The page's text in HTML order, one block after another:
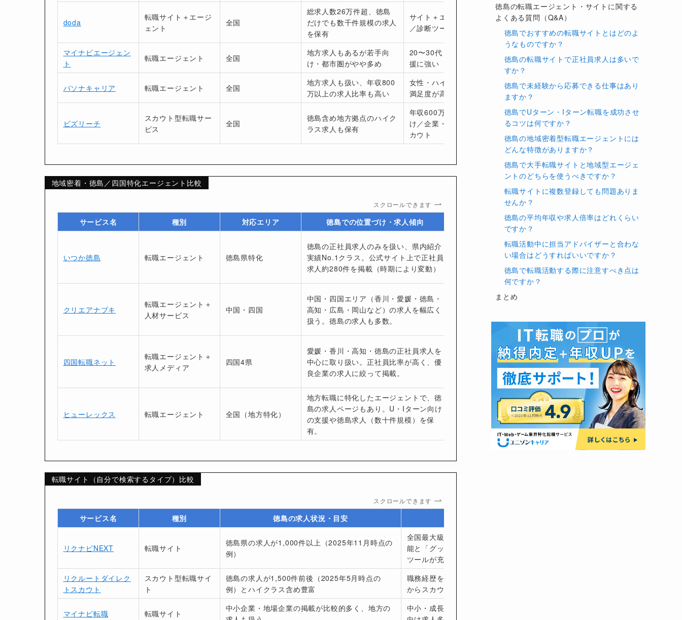
doda
転職サイト＋エージ
ェント
全国
総求人数26万件超、徳島
だけでも数千件規模の求人
を保有
サイト＋エージェントのハイブリッド
／診断ツールが豊富
自分でも求人を探しつつ、必要
なときはプロにも相談したい人
マイナビエージェン
ト
転職エージェント 全国
地方求人もあるが若手向
け・都市圏がやや多め
20〜30代・第二新卒など若手の転職支
援に強い
用や若手歓迎求人を狙いたい人
パソナキャリア 転職エージェント 全国
地方求人も扱い、年収800
万以上の求人比率も高い
女性・ハイクラス／手厚いサポートで
満足度が高い
年収アップや管理職・専門職へ
のステップアップを目指す人
ビズリーチ
スカウト型転職サー
ビス
全国
徳島含め地方拠点のハイク
ラス求人も保有
年収600万〜クラス中心のハイクラス向
け／企業・ヘッドハンターから直接ス
カウト
現年収が比較的高く、さらに上
を狙いたいミドル〜ハイクラス
地域密着・徳島／四国特化エージェント比較
スクロールできます
サービス名 種別 対応エリア 徳島での位置づけ・求人傾向 特徴 向いている人
いつか徳島 転職エージェント 徳島県特化
徳島の正社員求人のみを扱い、県内紹介
実績No.1クラス。公式サイト上で正社員
求人約280件を掲載（時期により変動）
徳島専門／企業へのヒアリング
と求職者面談が丁寧／U・Iター
「とにかく徳島で正社員
になりたい」「企業の内
情も聞きながら決めた
い」人
クリエアナブキ
転職エージェント＋
人材サービス
中国・四国
中国・四国エリア（香川・愛媛・徳島・
高知・広島・岡山など）の求人を幅広く
扱う。徳島の求人も多数。
地域密着の総合人材サービス／
派遣〜正社員までカバー／「し
たい人
四国転職ネット
転職エージェント＋
求人メディア
四国4県
愛媛・香川・高知・徳島の正社員求人を
中心に取り扱い。正社員比率が高く、優
良企業の求人に絞って掲載。
四国エリア特化No.1クラス／キ
ャリアパートナーが書類・面
接・条件交渉まで一気通貫でサ
「四国のどこかで働きた
い」「徳島だけでなく四
国全体で比較したい」人
ヒューレックス 転職エージェント 全国（地方特化）
地方転職に特化したエージェントで、徳
島の求人ページもあり。U・Iターン向け
の支援や徳島求人（数十件規模）を保
有。
地方転職・U/Iターン支援が強み
／非公開求人・出張相談なども
他県から徳島へU・Iター
ンしたい人／地方に強い
エージェントを使いたい
人
転職サイト（自分で検索するタイプ）比較
スクロールできます
サービス名 種別 徳島の求人状況・目安
リクナビNEXT 転職サイト
徳島県の求人が1,000件以上（2025年11月時点の
例）
全国最大級の総合転職サイト／スカウト機
能と「グッドポイント診断」など自己分析
ツールが充実
リクルートダイレク
トスカウト
スカウト型転職サイ
ト
徳島の求人が1,500件前後（2025年5月時点の
例）とハイクラス含め豊富
職務経歴を登録すると企業・エージェント
からスカウトが届く／ハイクラス寄り
マイナビ転職 転職サイト
中小企業・地場企業の掲載が比較的多く、地方の
中小・成長企業の求人が豊富／20〜30代
徳島の転職エージェント・サイトに関する
よくある質問（Q&A）
徳島でおすすめの転職サイトとはどのよ
うなものですか？
徳島の転職サイトで正社員求人は多いで
すか？
徳島で未経験から応募できる仕事はあり
ますか？
徳島でUターン・Iターン転職を成功させ
るコツは何ですか？
徳島の地域密着型転職エージェントには
どんな特徴がありますか？
徳島で大手転職サイトと地域型エージェ
ントのどちらを使うべきですか？
転職サイトに複数登録しても問題ありま
せんか？
徳島の平均年収や求人倍率はどれくらい
ですか？
転職活動中に担当アドバイザーと合わな
い場合はどうすればいいですか？
徳島で転職活動する際に注意すべき点は
何ですか？
まとめ